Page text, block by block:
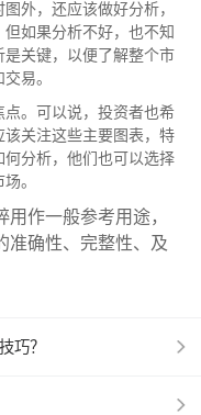
外，还应该做好分析，
如果分析不好，也不知
关键，以便了解整个市
易。
。可以说，投资者也希
关注这些主要图表，特
分析，他们也可以选择
。
作一般参考用途，
准确性、完整性、及
巧？